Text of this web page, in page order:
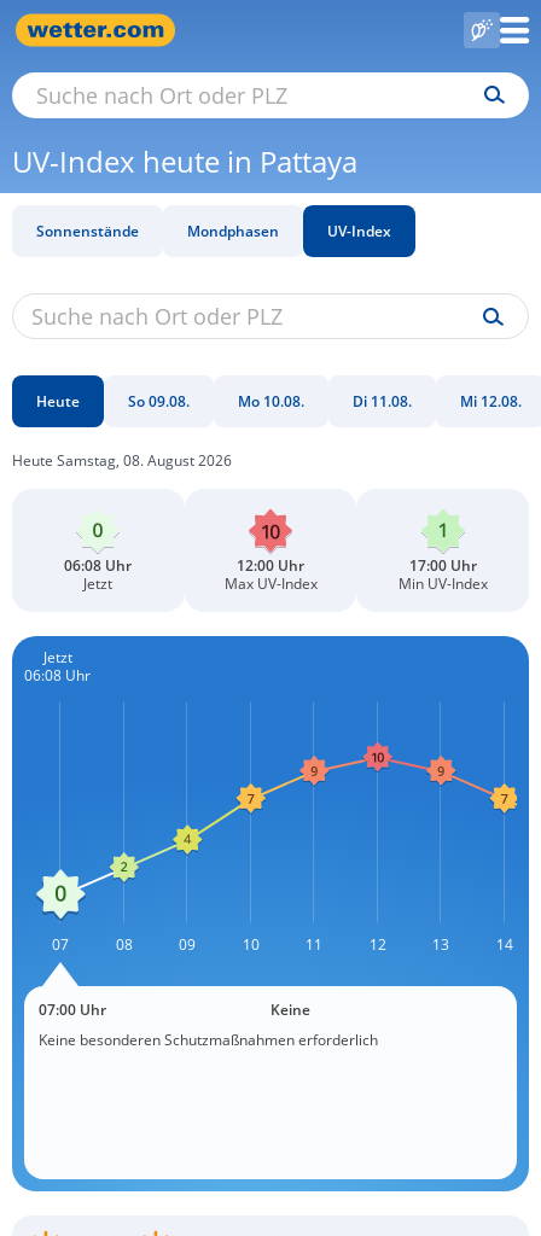
UV-Index heute in Pattaya
Sonnenstände Mondphasen UV-Index
Heute So 09.08. Mo 10.08. Di 11.08. Mi 12.08.
Heute Samstag, 08. August 2026
06:08 Uhr
Jetzt
12:00 Uhr
Max UV-Index
17:00 Uhr
Min UV-Index
Jetzt
06:08 Uhr
07 08 09 10 11 12 13 14
07:00 Uhr
Keine
Keine besonderen Schutzmaßnahmen erforderlich